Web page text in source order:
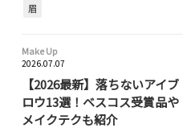
眉
Make Up
2026.07.07
【2026最新】落ちないアイブ
ロウ13選！ベスコス受賞品や
メイクテクも紹介